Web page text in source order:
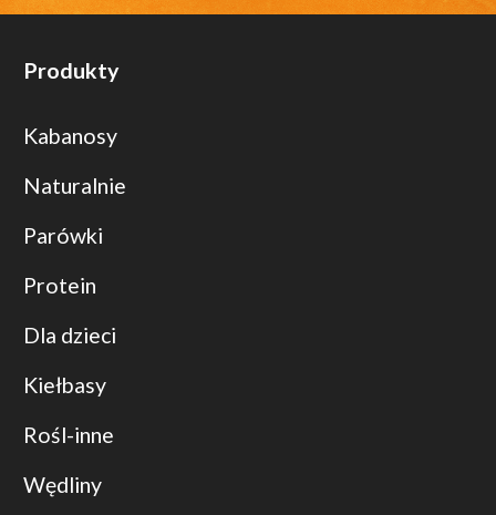
Produkty
Kabanosy
Naturalnie
Parówki
Protein
Dla dzieci
Kiełbasy
Rośl-inne
Wędliny